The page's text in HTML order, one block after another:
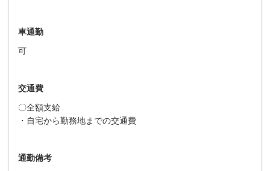
車通勤
可
交通費
〇全額支給
・自宅から勤務地までの交通費
通勤備考